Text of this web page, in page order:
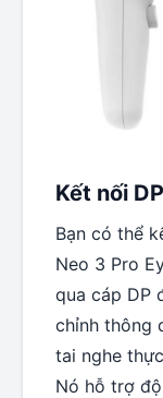
Kết nối
Bạn có thể
Neo 3 Pro
qua cáp DP
chỉnh thông
tai nghe
Nó hỗ trợ